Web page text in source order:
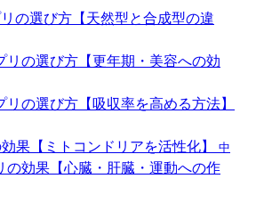
の選び方【天然型と合成型の違
リの選び方【更年期・美容への効
リの選び方【吸収率を高める方法】
果【ミトコンドリアを活性化】 中
の効果【心臓・肝臓・運動への作